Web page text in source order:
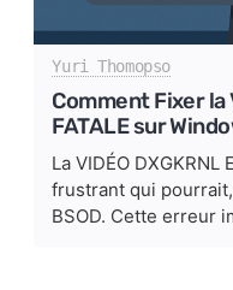
Yuri Thomopso
Comment Fixer la
FATALE sur
La VIDÉO
frustrant qui
BSOD. Cette erreur